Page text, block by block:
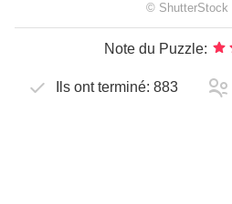
© ShutterStock
Note du Puzzle:
Ils ont terminé: 883